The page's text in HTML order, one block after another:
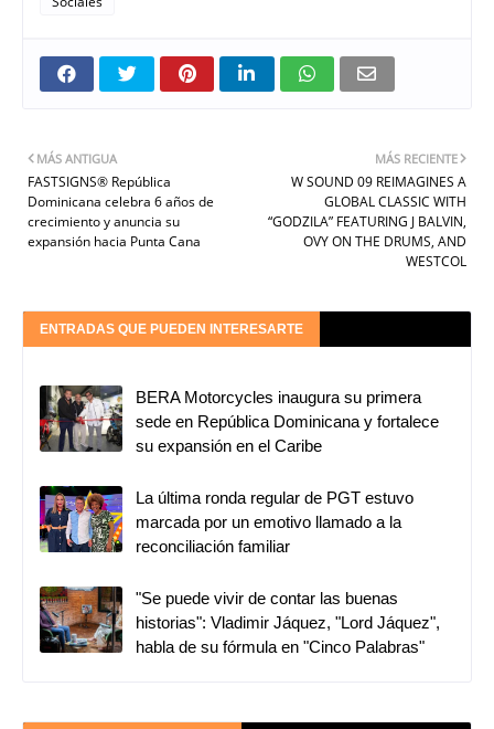
MÁS RECIENTE
W SOUND 09 REIMAGINES A
GLOBAL CLASSIC WITH
“GODZILA” FEATURING J BALVIN,
OVY ON THE DRUMS, AND
WESTCOL
MÁS ANTIGUA
FASTSIGNS® República
Dominicana celebra 6 años de
crecimiento y anuncia su
expansión hacia Punta Cana
ENTRADAS QUE PUEDEN INTERESARTE
BERA Motorcycles inaugura su primera
sede en República Dominicana y fortalece
su expansión en el Caribe
La última ronda regular de PGT estuvo
marcada por un emotivo llamado a la
reconciliación familiar
"Se puede vivir de contar las buenas
historias": Vladimir Jáquez, "Lord Jáquez",
habla de su fórmula en "Cinco Palabras"